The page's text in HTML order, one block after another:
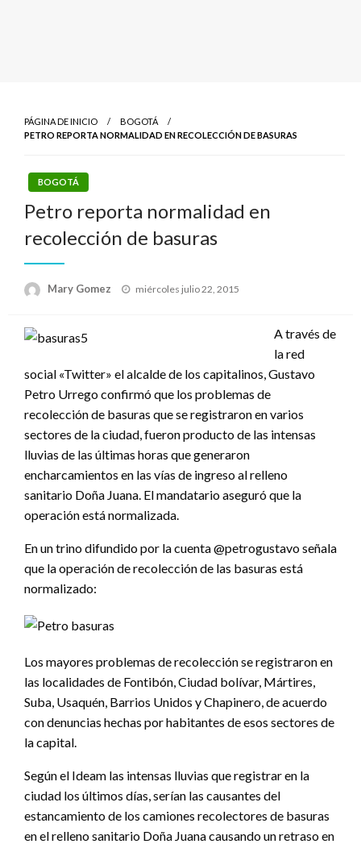
PÁGINA DE INICIO
BOGOTÁ
PETRO REPORTA NORMALIDAD EN RECOLECCIÓN DE BASURAS
BOGOTÁ
Petro reporta normalidad en
recolección de basuras
Mary Gomez
Publicado
miércoles julio 22, 2015
A través de
la red
social «Twitter» el alcalde de los capitalinos, Gustavo
Petro Urrego confirmó que los problemas de
recolección de basuras que se registraron en varios
sectores de la ciudad, fueron producto de las intensas
lluvias de las últimas horas que generaron
encharcamientos en las vías de ingreso al relleno
sanitario Doña Juana. El mandatario aseguró que la
operación está normalizada.
En un trino difundido por la cuenta @petrogustavo señala
que la operación de recolección de las basuras está
normalizado:
Los mayores problemas de recolección se registraron en
las localidades de Fontibón, Ciudad bolívar, Mártires,
Suba, Usaquén, Barrios Unidos y Chapinero, de acuerdo
con denuncias hechas por habitantes de esos sectores de
la capital.
Según el Ideam las intensas lluvias que registrar en la
ciudad los últimos días, serían las causantes del
estancamiento de los camiones recolectores de basuras
en el relleno sanitario Doña Juana causando un retraso en